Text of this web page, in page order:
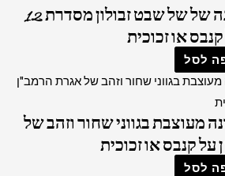
2747 – תמונה של של שבט זבולון מסדרת 12
או זכוכית
לסל
מעוצבת בגווני שחור וזהב של
קנבס או זכוכית
לסל